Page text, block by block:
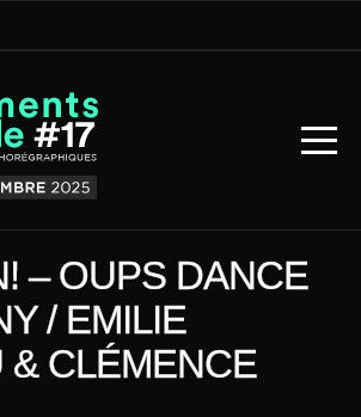
– OUPS DANCE
/ EMILIE
& CLÉMENCE